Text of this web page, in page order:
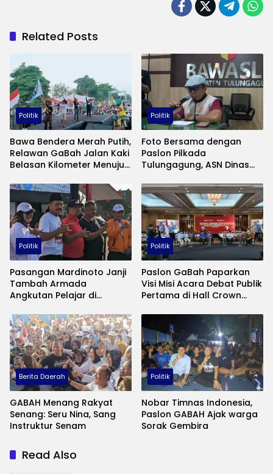
Related Posts
Politik
Bawa Bendera Merah Putih,
Relawan GaBah Jalan Kaki
Belasan Kilometer Menuju
di Gor Lembupeteng
Tulungagung
Politik
Foto Bersama dengan
Paslon Pilkada
Tulungagung, ASN Dinas
Tidak Langgar UU Pilkada
Politik
Pasangan Mardinoto Janji
Tambah Armada
Angkutan Pelajar di
Politik
Paslon GaBah Paparkan
Visi Misi Acara Debat Publik
Pertama di Hall Crown
Berita Daerah
GABAH Menang Rakyat
Senang: Seru Nina, Sang
Instruktur Senam
Politik
Nobar Timnas Indonesia,
Paslon GABAH Ajak warga
Sorak Gembira
Read Also